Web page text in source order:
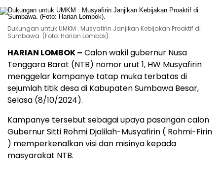
Dukungan untuk UMKM : Musyafirin Janjikan Kebijakan Proaktif di
Sumbawa. (Foto: Harian Lombok).
HARIAN LOMBOK – Calon wakil gubernur Nusa
Tenggara Barat (NTB) nomor urut 1, HW Musyafirin
menggelar kampanye tatap muka terbatas di
sejumlah titik desa di Kabupaten Sumbawa Besar,
Selasa (8/10/2024).
Kampanye tersebut sebagai upaya pasangan calon
Gubernur Sitti Rohmi Djalilah-Musyafirin ( Rohmi-Firin
) memperkenalkan visi dan misinya kepada
masyarakat NTB.